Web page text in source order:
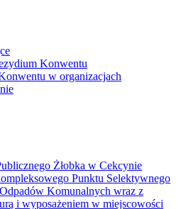
Konwentu
w organizacjach
Żłobka w Cekcynie
Punktu Selektywnego
Komunalnych wraz z
i wyposażeniem w miejscowości